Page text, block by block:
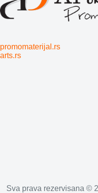
promomaterijal.rs
arts.rs
Sva prava rezervisana ©